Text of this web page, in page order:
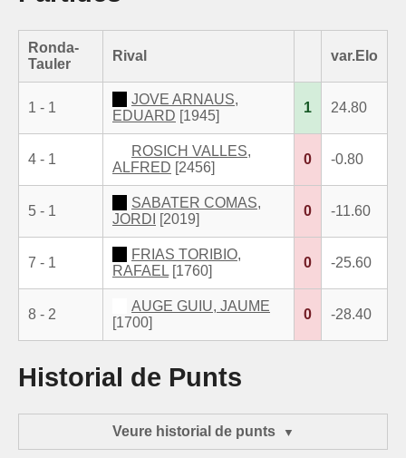
Ronda-
Tauler
Rival var.Elo
1 - 1
JOVE ARNAUS,
EDUARD [1945]
1 24.80
4 - 1
ROSICH VALLES,
ALFRED [2456]
0 -0.80
5 - 1
SABATER COMAS,
JORDI
[2019]
0 -11.60
7 - 1
FRIAS TORIBIO,
RAFAEL [1760]
0 -25.60
8 - 2
AUGE GUIU, JAUME
[1700]
0 -28.40
Historial de Punts
Veure historial de punts